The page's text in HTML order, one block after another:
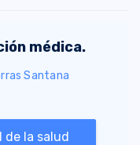
médica.
Santana
de la salud